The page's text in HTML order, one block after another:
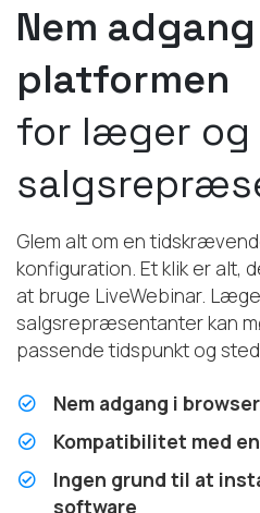
Nem
platformen
for læger og
Glem alt om en
konfiguration. Et klik er alt,
at bruge LiveWebinar.
salgsrepræsentanter kan
passende tidspunkt og
Nem adgang i
Kompatibilitet med
Ingen grund til at
software